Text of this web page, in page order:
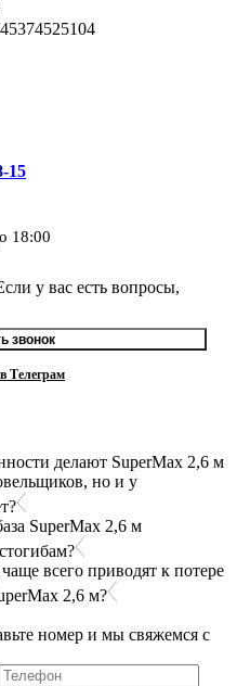
15
18:00
у вас есть вопросы,
звонок
Телеграм
делают SuperMax 2,6 м
но и у
SuperMax 2,6 м
всего приводят к потере
2,6 м?
номер и мы свяжемся с